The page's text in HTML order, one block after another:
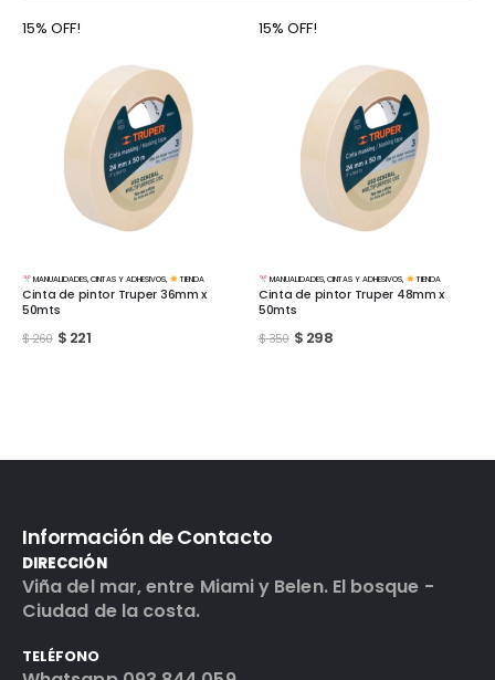
15% OFF!
MANUALIDADES,CINTAS Y ADHESIVOS, TIENDA
Cinta de pintor Truper 48mm x
50mts
$350 $298
15% OFF!
MANUALIDADES,BASES Y MATERIALES , TIENDA
Lija al agua Hoja grano 1500
Información de Contacto
DIRECCIÓN
Viña del mar, entre Miami y Belen. El bosque -
Ciudad de la costa.
TELÉFONO